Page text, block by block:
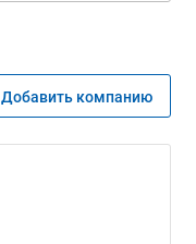
Добавить компанию